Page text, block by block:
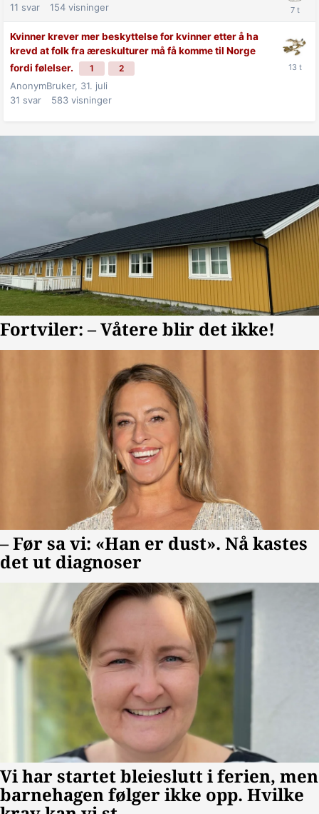
11 svar 154 visninger
Kvinner krever mer beskyttelse for kvinner etter å ha
krevd at folk fra æreskulturer må få komme til Norge
fordi følelser.
1 2
AnonymBruker, 31. juli
31 svar 583 visninger